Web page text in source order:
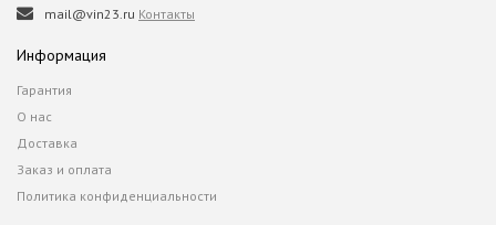
mail@vin23.ru Контакты
Информация
Гарантия
О нас
Доставка
Заказ и оплата
Политика конфиденциальности